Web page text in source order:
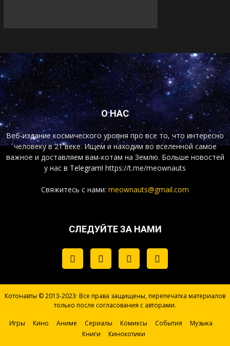
О НАС
Веб-издание космического уровня про все то, что интересно
человеку в 21 веке. Ищем и находим во вселенной самое
важное и доставляем вам-котам на Землю. Больше новостей
у нас в Telegram! https://t.me/meownauts
Свяжитесь с нами: meownauts@gmail.com
СЛЕДУЙТЕ ЗА НАМИ
Котонавты © 2013-2023· Все права защищены, перепечатка материалов
только после согласования с авторами.
Игры Кино Аниме Сериалы Комиксы События
Музыка
Книги
Кинокотики